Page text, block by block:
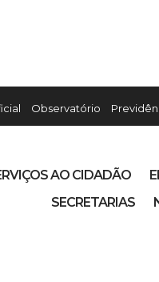
Observatório
AO CIDADÃO
SECRETARIAS